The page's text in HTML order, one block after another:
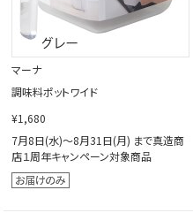
マーナ
調味料ポットワイド
¥1,680
7月8日(水)～8月31日(月) まで真造商
店１周年キャンペーン対象商品